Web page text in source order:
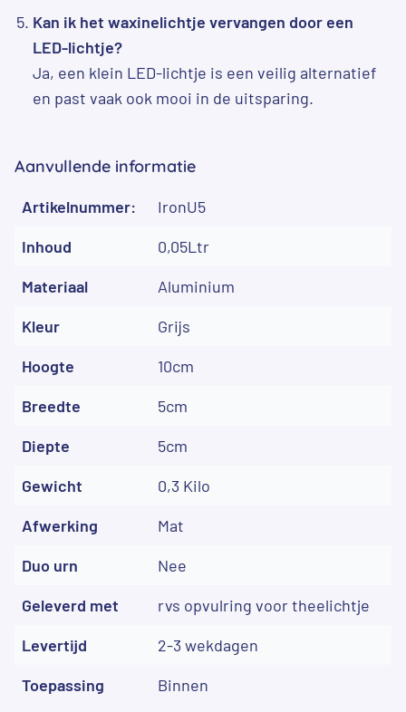
Kan ik het waxinelichtje vervangen door een
LED-lichtje?
Ja, een klein LED-lichtje is een veilig alternatief
en past vaak ook mooi in de uitsparing.
Aanvullende informatie
Artikelnummer:
IronU5
Inhoud
0,05Ltr
Materiaal
Aluminium
Kleur
Grijs
Hoogte
10cm
Breedte
5cm
Diepte
5cm
Gewicht
0,3 Kilo
Afwerking
Mat
Duo urn
Nee
Geleverd met
rvs opvulring voor theelichtje
Levertijd
2-3 wekdagen
Toepassing
Binnen